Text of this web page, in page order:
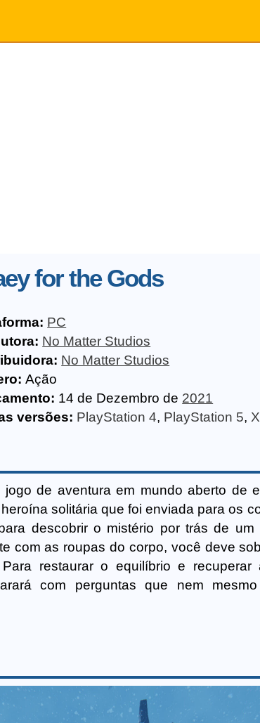
for the Gods
PC
No Matter Studios
No Matter Studios
Ação
14 de Dezembro de 2021
versões: PlayStation 4, PlayStation 5,
de aventura em mundo aberto de
solitária que foi enviada para os
descobrir o mistério por trás de um
com as roupas do corpo, você deve
restaurar o equilíbrio e
com perguntas que nem